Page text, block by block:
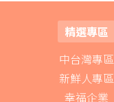
精選專區
中台灣專區
新鮮人專區
幸福企業